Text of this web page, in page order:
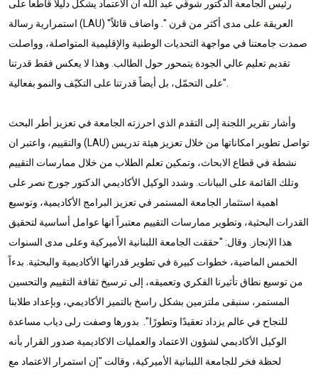
رئيس الجامعة الدكتور شوقي عبد الله ان الاعتماد يشكل دليلاً قاطعاً على
استمرارية رسالة (LAU) العريقة على مدى أكثر من قرن ". واضاف قائلاً"
صمدت جامعتنا في مواجهة التحديات الوطنية والإقليمية المتواصلة، وواصلت
تقديم تعليم عالي الجودة يتمحور حول الطالب. وهذا لا يعكس فقط قدرتنا
على التحمّل، بل أيضاً قدرتنا على التكيّف والنمو بفعالية".
وأشار تقرير اللجنة إلى التقدم الذي احرزته الجامعة في تعزيز أطر البحث
والتقييم، واعتبر ان (LAU) تواصل تطوير امكاناتها من خلال تعزيز هيئة تدريس
نشطة في قطاع الابحاث، وتمكين تعلم الطلاب من خلال ممارسات التقييم
وتلك القائمة على البيانات. وشدد الوكيل الأكاديمي الدكتور جورج نصر على
اهمية استثمار الجامعة المستمر في تعزيز البرامج الأكاديمية، وتوسيع
القدرات البحثية، وتطوير ممارسات التقييم معتبراً انها عوامل أساسية لتحقيق
هذا الإنجاز. وقال: "حققت الجامعة اللبنانية الأميركية وعلى مدى السنوات
الخمس الماضية، خطوات كبيرة في تطوير قدراتها الأكاديمية والبحثية. بدءاً
من توسيع نطاق تأثيرنا الفكري وتعميقه، إلى ترسيخ ثقافة التقييم والتحسين
المستمر، سنبقى ملتزمين بشكل راسخ بالتميز الأكاديمي، وبإعداد طلابنا
للنجاح في عالم يزداد تعقيدًا وتطورًا". بدورها وصفت رلى دياب مساعدة
الوكيل الأكاديمي لشؤون الاعتماد والعمليات الاكاديمية صدور القرار بأنه
لحظة فخر للجامعة اللبنانية الأميركية، وقالت "إن استمرار الاعتماد مع